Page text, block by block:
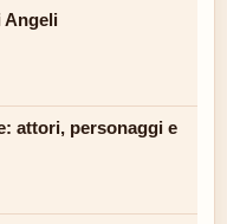
Angeli
attori, personaggi e